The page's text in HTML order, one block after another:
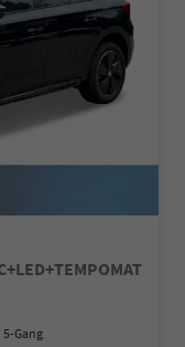
5-Gang